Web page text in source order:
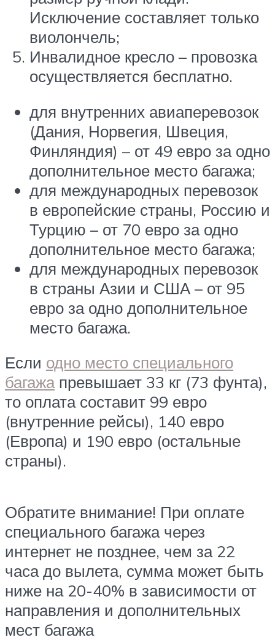
Исключение составляет только
виолончель;
Инвалидное кресло – провозка
осуществляется бесплатно.
для внутренних авиаперевозок
(Дания, Норвегия, Швеция,
Финляндия) – от 49 евро за одно
дополнительное место багажа;
для международных перевозок
в европейские страны, Россию и
Турцию – от 70 евро за одно
дополнительное место багажа;
для международных перевозок
в страны Азии и США – от 95
евро за одно дополнительное
место багажа.
Если одно место специального
багажапревышает 33 кг (73 фунта),
то оплата составит 99 евро
(внутренние рейсы), 140 евро
(Европа) и 190 евро (остальные
страны).
Обратите внимание! При оплате
специального багажа через
интернет не позднее, чем за 22
часа до вылета, сумма может быть
ниже на 20-40% в зависимости от
направления и дополнительных
мест багажа